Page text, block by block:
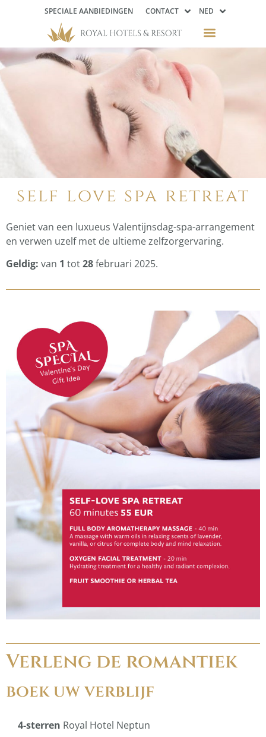
SPECIALE AANBIEDINGEN CONTACT NED
self love spa retreat
Geniet van een luxueus Valentijnsdag-spa-arrangement
en verwen uzelf met de ultieme zelfzorgervaring.
Geldig: van 1 tot28februari 2025.
Verleng de romantiek
boek uw verblijf
4-sterren Royal Hotel Neptun